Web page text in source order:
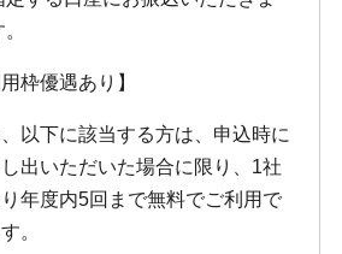
用枠優遇あり】
以下に該当する方は、申込時に
出いただいた場合に限り、1社
年度内5回まで無料でご利用で
。